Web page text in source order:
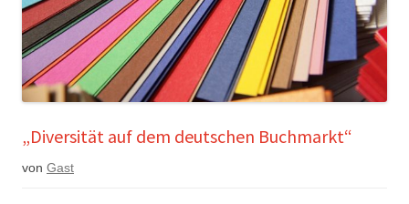
„Diversität auf dem deutschen Buchmarkt“
von Gast